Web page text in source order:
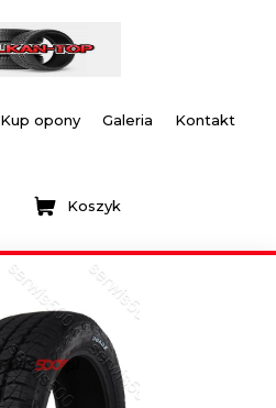
Kup opony Galeria Kontakt
Koszyk